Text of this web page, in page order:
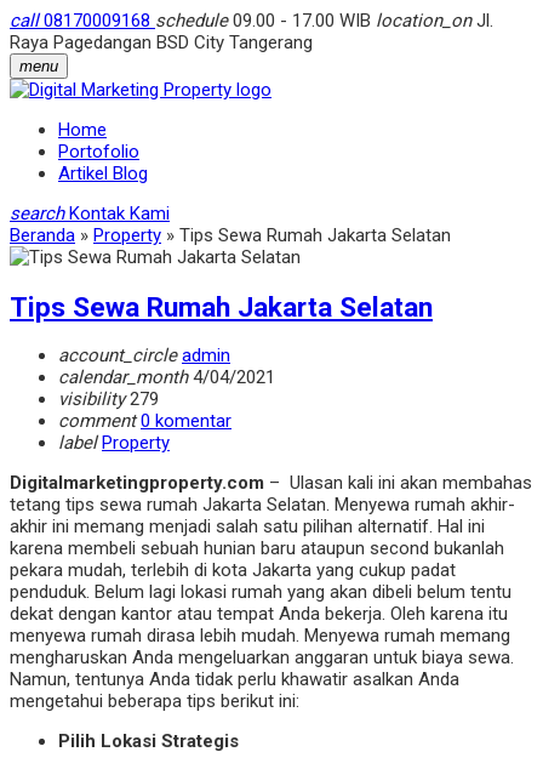
call08170009168 schedule09.00 - 17.00 WIB location_onJl.
Raya Pagedangan BSD City Tangerang
menu
Home
Portofolio
Artikel Blog
search Kontak Kami
Beranda » Property » Tips Sewa Rumah Jakarta Selatan
Tips Sewa Rumah Jakarta Selatan
account_circle admin
calendar_month4/04/2021
visibility279
comment 0 komentar
label Property
Digitalmarketingproperty.com – Ulasan kali ini akan membahas
tetang tips sewa rumah Jakarta Selatan. Menyewa rumah akhir-
akhir ini memang menjadi salah satu pilihan alternatif. Hal ini
karena membeli sebuah hunian baru ataupun second bukanlah
pekara mudah, terlebih di kota Jakarta yang cukup padat
penduduk. Belum lagi lokasi rumah yang akan dibeli belum tentu
dekat dengan kantor atau tempat Anda bekerja. Oleh karena itu
menyewa rumah dirasa lebih mudah. Menyewa rumah memang
mengharuskan Anda mengeluarkan anggaran untuk biaya sewa.
Namun, tentunya Anda tidak perlu khawatir asalkan Anda
mengetahui beberapa tips berikut ini:
Pilih Lokasi Strategis